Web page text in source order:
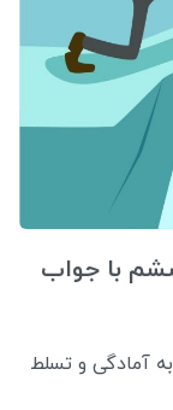
با جواب
آمادگی و تسلط